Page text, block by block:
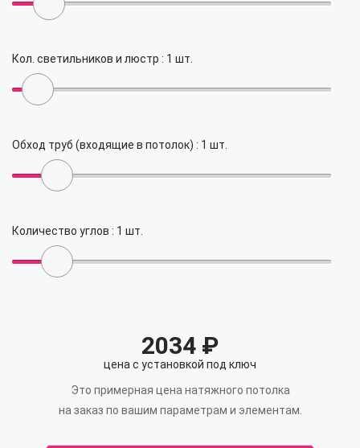
Кол. светильников и люстр : 1 шт.
Обход труб (входящие в потолок) : 1 шт.
Количество углов : 1 шт.
2034 ₽
цена с установкой под ключ
Это примерная цена натяжного потолка
на заказ по вашим параметрам и элементам.